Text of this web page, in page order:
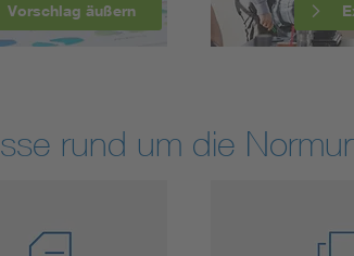
Vorschlag äußern
rund um die